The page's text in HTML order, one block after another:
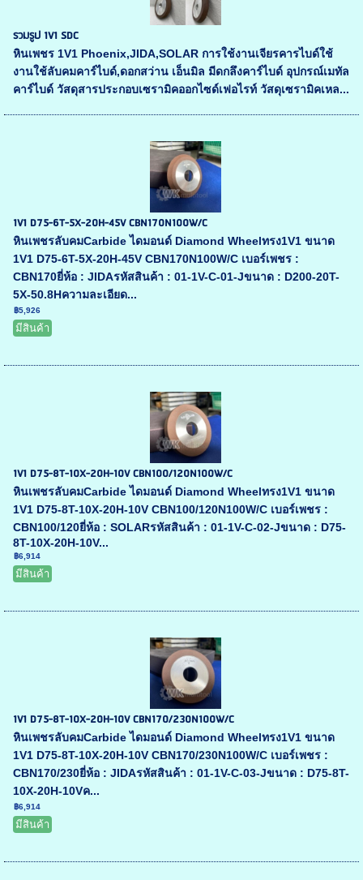
รวมรูป 1V1 SDC
หินเพชร 1V1 Phoenix,JIDA,SOLAR การใช้งานเจียรคารไบด์ใช้
งานใช้ลับคมคาร์ไบด์,ดอกสว่าน เอ็นมิล มีดกลึงคาร์ไบด์ อุปกรณ์เมทัล
คาร์ไบด์ วัสดุสารประกอบเซรามิคออกไซด์เฟอไรท์ วัสดุเซรามิคเหล...
1V1 D75-6T-5X-20H-45V CBN170N100W/C
หินเพชรลับคมCarbide ไดมอนด์ Diamond Wheelทรง1V1 ขนาด
1V1 D75-6T-5X-20H-45V CBN170N100W/C เบอร์เพชร :
CBN170ยี่ห้อ : JIDAรหัสสินค้า : 01-1V-C-01-Jขนาด : D200-20T-
5X-50.8Hความละเอียด...
฿5,926
มีสินค้า
1V1 D75-8T-10X-20H-10V CBN100/120N100W/C
หินเพชรลับคมCarbide ไดมอนด์ Diamond Wheelทรง1V1 ขนาด
1V1 D75-8T-10X-20H-10V CBN100/120N100W/C เบอร์เพชร :
CBN100/120ยี่ห้อ : SOLARรหัสสินค้า : 01-1V-C-02-Jขนาด : D75-
8T-10X-20H-10V...
฿6,914
มีสินค้า
1V1 D75-8T-10X-20H-10V CBN170/230N100W/C
หินเพชรลับคมCarbide ไดมอนด์ Diamond Wheelทรง1V1 ขนาด
1V1 D75-8T-10X-20H-10V CBN170/230N100W/C เบอร์เพชร :
CBN170/230ยี่ห้อ : JIDAรหัสสินค้า : 01-1V-C-03-Jขนาด : D75-8T-
10X-20H-10Vค...
฿6,914
มีสินค้า